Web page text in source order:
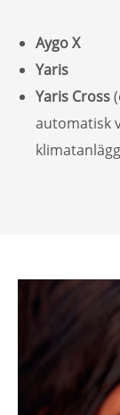
Aygo X
Yaris
Yaris Cross
automatisk